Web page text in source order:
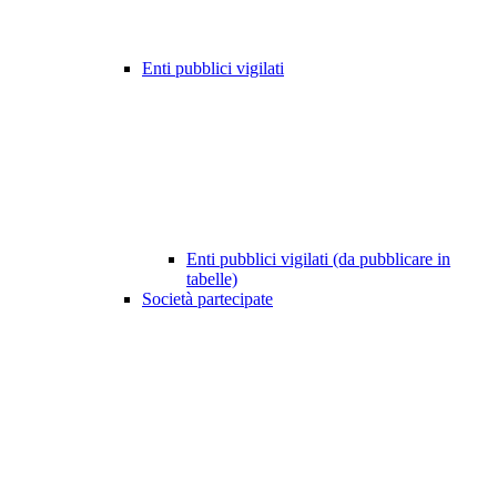
Enti pubblici vigilati
Enti pubblici vigilati (da pubblicare in
tabelle)
Società partecipate